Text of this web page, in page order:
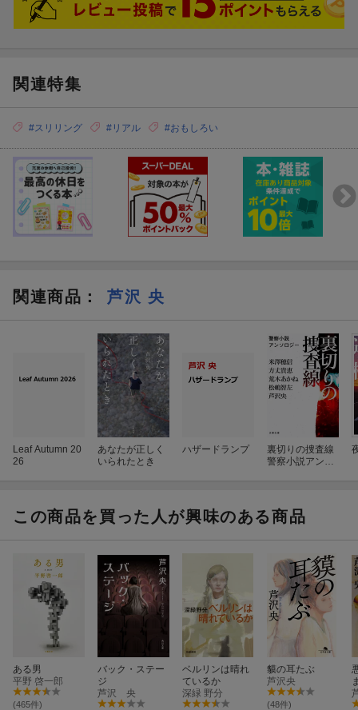
関連特集
#スリリング #リアル #おもしろい
関連商品 ： 芦沢 央
Leaf Autumn 20
26
あなたが正しく
いられたとき
ハザードランプ
裏切りの捜査線
警察小説アンソ
この商品を買った人が興味のある商品
ある男
平野 啓一郎
(465件)
バック・ステー
ジ
芦沢 央
ベルリンは晴れ
ているか
深緑 野分
貘の耳たぶ
芦沢央
(48件)